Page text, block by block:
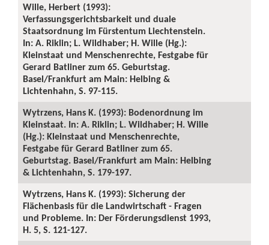
Wille, Herbert (1993):
Verfassungsgerichtsbarkeit und duale
Staatsordnung im Fürstentum Liechtenstein.
In: A. Riklin; L. Wildhaber; H. Wille (Hg.):
Kleinstaat und Menschenrechte, Festgabe für
Gerard Batliner zum 65. Geburtstag.
Basel/Frankfurt am Main: Helbing &
Lichtenhahn, S. 97-115.
Wytrzens, Hans K. (1993): Bodenordnung im
Kleinstaat. In: A. Riklin; L. Wildhaber; H. Wille
(Hg.): Kleinstaat und Menschenrechte,
Festgabe für Gerard Batliner zum 65.
Geburtstag. Basel/Frankfurt am Main: Helbing
& Lichtenhahn, S. 179-197.
Wytrzens, Hans K. (1993): Sicherung der
Flächenbasis für die Landwirtschaft - Fragen
und Probleme. In: Der Förderungsdienst 1993,
H. 5, S. 121-127.